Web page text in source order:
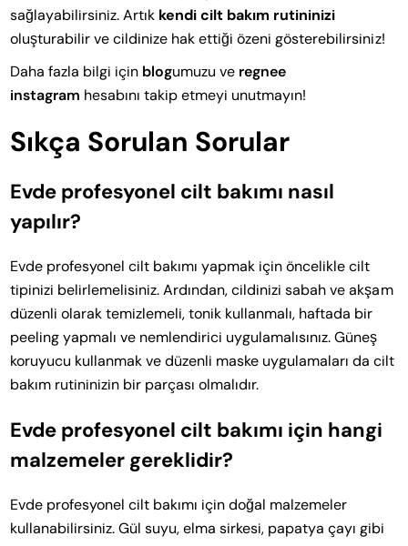
sağlayabilirsiniz. Artık kendi cilt bakım rutininizi
oluşturabilir ve cildinize hak ettiği özeni gösterebilirsiniz!
Daha fazla bilgi için blogumuzu ve regnee
instagram hesabını takip etmeyi unutmayın!
Sıkça Sorulan Sorular
Evde profesyonel cilt bakımı nasıl
yapılır?
Evde profesyonel cilt bakımı yapmak için öncelikle cilt
tipinizi belirlemelisiniz. Ardından, cildinizi sabah ve akşam
düzenli olarak temizlemeli, tonik kullanmalı, haftada bir
peeling yapmalı ve nemlendirici uygulamalısınız. Güneş
koruyucu kullanmak ve düzenli maske uygulamaları da cilt
bakım rutininizin bir parçası olmalıdır.
Evde profesyonel cilt bakımı için hangi
malzemeler gereklidir?
Evde profesyonel cilt bakımı için doğal malzemeler
kullanabilirsiniz. Gül suyu, elma sirkesi, papatya çayı gibi